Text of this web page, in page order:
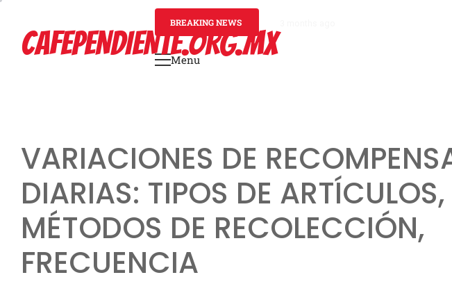
contentCAFEPENDIENTE.ORG.MX
BREAKING NEWS Mecánica del Paquete
Primary
Menu
VARIACIONES DE
DIARIAS: TIPOS DE ARTÍCULOS,
MÉTODOS DE RECOLECCIÓN,
FRECUENCIA